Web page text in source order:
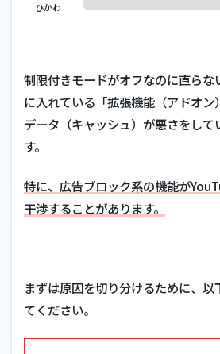
ひかわ
制限付きモードがオフなのに直らな
に入れている「拡張機能（アドオン
データ（キャッシュ）が悪さをして
す。
特に、広告ブロック系の機能が
干渉することがあります。
まずは原因を切り分けるために、
てください。